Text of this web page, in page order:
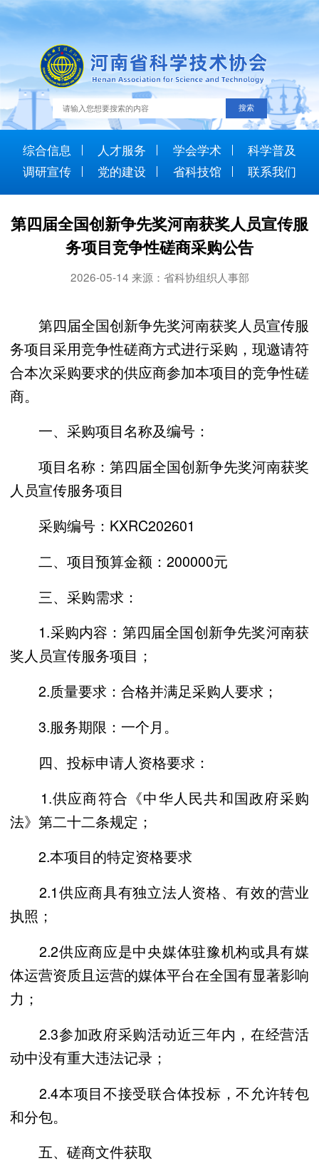
综合信息 人才服务 学会学术
科学普及
调研宣传
党的建设 省科技馆 联系我们
第四届全国创新争先奖河南获奖人员宣传服
务项目竞争性磋商采购公告
2026-05-14 来源：省科协组织人事部
第四届全国创新争先奖河南获奖人员宣传服
务项目采用竞争性磋商方式进行采购，现邀请符
合本次采购要求的供应商参加本项目的竞争性磋
商。
一、采购项目名称及编号：
项目名称：第四届全国创新争先奖河南获奖
人员宣传服务项目
采购编号：KXRC202601
二、项目预算金额：200000元
三、采购需求：
1.采购内容：第四届全国创新争先奖河南获
奖人员宣传服务项目；
2.质量要求：合格并满足采购人要求；
3.服务期限：一个月。
四、投标申请人资格要求：
1.供应商符合《中华人民共和国政府采购
法》第二十二条规定；
2.本项目的特定资格要求
2.1供应商具有独立法人资格、有效的营业
执照；
2.2供应商应是中央媒体驻豫机构或具有媒
体运营资质且运营的媒体平台在全国有显著影响
力；
2.3参加政府采购活动近三年内，在经营活
动中没有重大违法记录；
2.4本项目不接受联合体投标，不允许转包
和分包。
五、磋商文件获取